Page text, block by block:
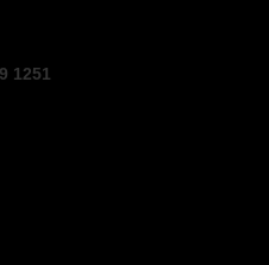
1251